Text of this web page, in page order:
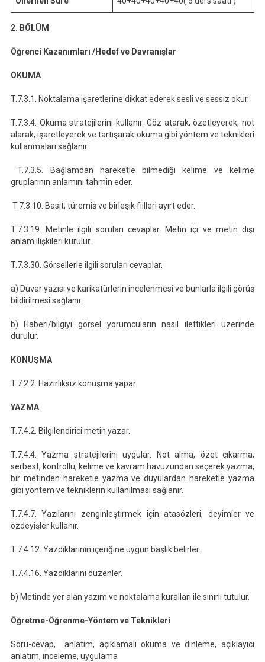
2. BÖLÜM
Öğrenci Kazanımları /Hedef ve Davranışlar
OKUMA
T.7.3.1. Noktalama işaretlerine dikkat ederek sesli ve sessiz okur.
T.7.3.4. Okuma stratejilerini kullanır. Göz atarak, özetleyerek, not
alarak, işaretleyerek ve tartışarak okuma gibi yöntem ve teknikleri
kullanmaları sağlanır
T.7.3.5. Bağlamdan hareketle bilmediği kelime ve kelime
gruplarının anlamını tahmin eder.
T.7.3.10. Basit, türemiş ve birleşik fiilleri ayırt eder.
T.7.3.19. Metinle ilgili soruları cevaplar. Metin içi ve metin dışı
anlam ilişkileri kurulur.
T.7.3.30. Görsellerle ilgili soruları cevaplar.
a) Duvar yazısı ve karikatürlerin incelenmesi ve bunlarla ilgili görüş
bildirilmesi sağlanır.
b) Haberi/bilgiyi görsel yorumcuların nasıl ilettikleri üzerinde
durulur.
KONUŞMA
T.7.2.2. Hazırlıksız konuşma yapar.
YAZMA
T.7.4.2. Bilgilendirici metin yazar.
T.7.4.4. Yazma stratejilerini uygular. Not alma, özet çıkarma,
serbest, kontrollü, kelime ve kavram havuzundan seçerek yazma,
bir metinden hareketle yazma ve duyulardan hareketle yazma
gibi yöntem ve tekniklerin kullanılması sağlanır.
T.7.4.7. Yazılarını zenginleştirmek için atasözleri, deyimler ve
özdeyişler kullanır.
T.7.4.12. Yazdıklarının içeriğine uygun başlık belirler.
T.7.4.16. Yazdıklarını düzenler.
b) Metinde yer alan yazım ve noktalama kuralları ile sınırlı tutulur.
Öğretme-Öğrenme-Yöntem ve Teknikleri
Soru-cevap, anlatım, açıklamalı okuma ve dinleme, açıklayıcı
anlatım, inceleme, uygulama